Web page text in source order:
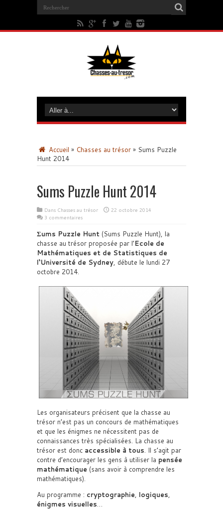
Accueil » Chasses au trésor » Sums Puzzle
Hunt 2014
Sums Puzzle Hunt 2014
Dans Chasses au trésor
22 octobre 2014
3 commentaires
Σums Puzzle Hunt (Sums Puzzle Hunt), la
chasse au trésor proposée par l’Ecole de
Mathématiques et de Statistiques de
l‘Université de Sydney, débute le lundi 27
octobre 2014.
Les organisateurs précisent que la chasse au
trésor n’est pas un concours de mathématiques
et que les énigmes ne nécessitent pas de
connaissances très spécialisées. La chasse au
trésor est donc accessible à tous. Il s’agit par
contre d’encourager les gens à utiliser la pensée
mathématique (sans avoir à comprendre les
mathématiques).
Au programme : cryptographie, logiques,
énigmes visuelles…